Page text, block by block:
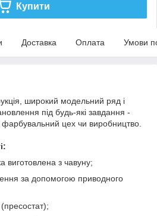
Купити
Доставка Оплата Умови
широкий модельний ряд і
під будь-які завдання -
цех чи виробництво.
виготовлена з чавуну;
за допомогою приводного